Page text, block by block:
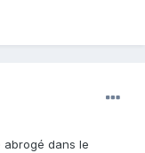
dans le